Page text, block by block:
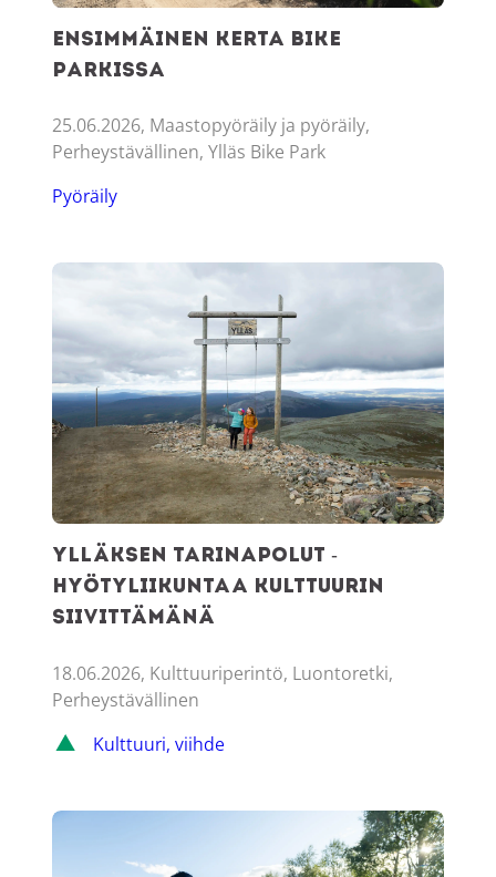
Ensimmäinen kerta Bike
Parkissa
25.06.2026, Maastopyöräily ja pyöräily,
Perheystävällinen, Ylläs Bike Park
Pyöräily
Ylläksen tarinapolut -Hyötyliikuntaa kulttuurin siivittämänä
Ylläksen tarinapolut -
Hyötyliikuntaa kulttuurin
siivittämänä
18.06.2026, Kulttuuriperintö, Luontoretki,
Perheystävällinen
Kulttuuri, viihde
Yötön yö Ylläksellä – tunturikkaimmat kesähetket